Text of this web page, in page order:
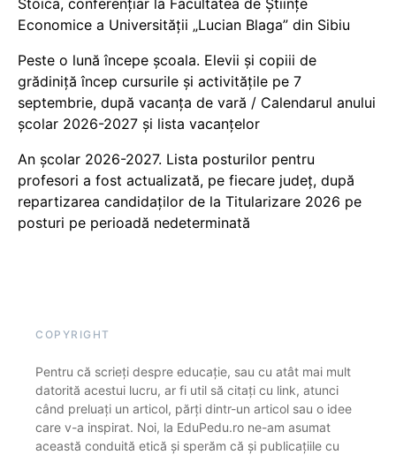
Stoica, conferențiar la Facultatea de Științe
Economice a Universității „Lucian Blaga” din Sibiu
Peste o lună începe școala. Elevii și copiii de
grădiniță încep cursurile și activitățile pe 7
septembrie, după vacanța de vară / Calendarul anului
școlar 2026-2027 și lista vacanțelor
An școlar 2026-2027. Lista posturilor pentru
profesori a fost actualizată, pe fiecare județ, după
repartizarea candidaților de la Titularizare 2026 pe
posturi pe perioadă nedeterminată
COPYRIGHT
Pentru că scrieți despre educație, sau cu atât mai mult
datorită acestui lucru, ar fi util să citați cu link, atunci
când preluați un articol, părți dintr-un articol sau o idee
care v-a inspirat. Noi, la EduPedu.ro ne-am asumat
această conduită etică și sperăm că și publicațiile cu